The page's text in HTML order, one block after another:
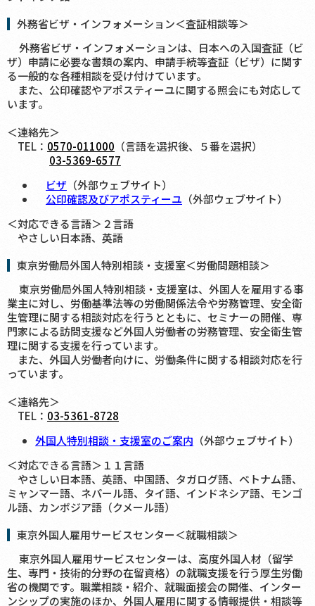
外務省ビザ・インフォメーション＜査証相談等＞
外務省ビザ・インフォメーションは、日本への入国査証（ビ
ザ）申請に必要な書類の案内、申請手続等査証（ビザ）に関す
る一般的な各種相談を受け付けています。
また、公印確認やアポスティーユに関する照会にも対応して
います。
＜連絡先＞
TEL： 0570-011000 （言語を選択後、５番を選択）
03-5369-6577
ビザ （外部ウェブサイト）
公印確認及びアポスティーユ （外部ウェブサイト）
＜対応できる言語＞２言語
やさしい日本語、英語
東京労働局外国人特別相談・支援室＜労働問題相談＞
東京労働局外国人特別相談・支援室は、外国人を雇用する事
業主に対し、労働基準法等の労働関係法令や労務管理、安全衛
生管理に関する相談対応を行うとともに、セミナーの開催、専
門家による訪問支援など外国人労働者の労務管理、安全衛生管
理に関する支援を行っています。
また、外国人労働者向けに、労働条件に関する相談対応を行
っています。
＜連絡先＞
TEL： 03-5361-8728
外国人特別相談・支援室のご案内 （外部ウェブサイト）
＜対応できる言語＞１１言語
やさしい日本語、英語、中国語、タガログ語、ベトナム語、
ミャンマー語、ネパール語、タイ語、インドネシア語、モンゴ
ル語、カンボジア語（クメール語）
東京外国人雇用サービスセンター＜就職相談＞
東京外国人雇用サービスセンターは、高度外国人材（留学
生、専門・技術的分野の在留資格）の就職支援を行う厚生労働
省の機関です。職業相談・紹介、就職面接会の開催、インター
ンシップの実施のほか、外国人雇用に関する情報提供・相談等